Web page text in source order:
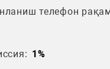
телефон
1%